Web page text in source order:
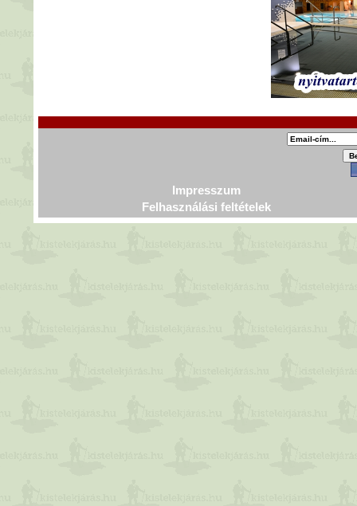
Impresszum
Felhasználási feltételek